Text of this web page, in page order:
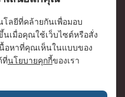
ข่าวประชาสัมพันธ์ / Press
Centre
วิธีการชำระเงิน /
โลยีที่คล้ายกันเพื่อมอบ
เมื่อคุณใช้เว็บไซต์หรือสั่ง
อหาที่คุณเห็นในแบบของ
ที่นโยบายคุกกี้ของเรา